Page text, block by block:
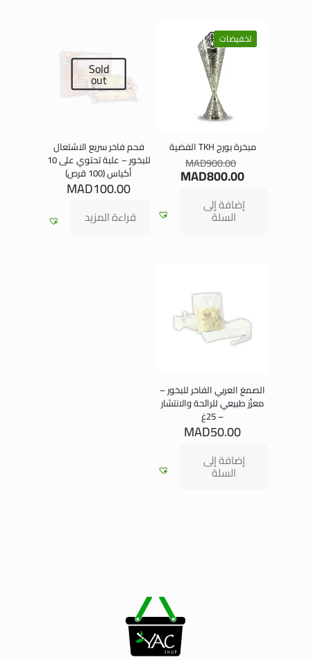
تخفيضات
مبخرة بورج TKH الفضية
MAD900.00
MAD800.00
إضافة إلى
السلة
Sold
out
فحم فاخر سريع الاشتعال
للبخور – علبة تحتوي على 10
أكياس (100 قرص)
MAD100.00
قراءة المزيد
الصمغ العربي الفاخر للبخور –
معزّز طبيعي للرائحة والانتشار
– 25غ
MAD50.00
إضافة إلى
السلة